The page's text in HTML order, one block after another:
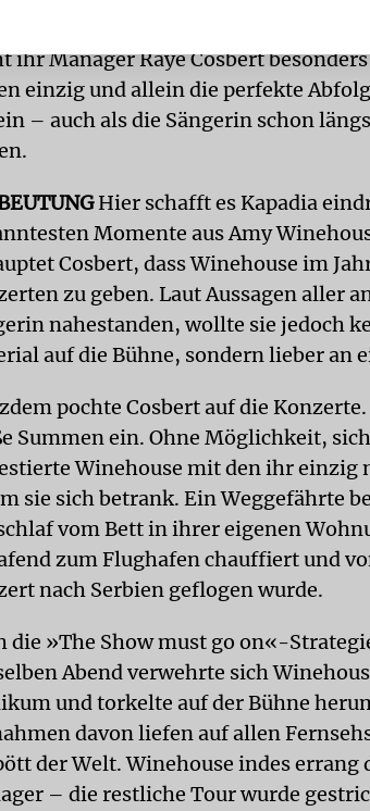
ihr Manager Raye Cosbert
einzig und allein die perfekte
– auch als die Sängerin schon
Hier schafft es Kapadia
Momente aus Amy
Cosbert, dass Winehouse im
zu geben. Laut Aussagen aller
nahestanden, wollte sie jedoch
auf die Bühne, sondern lieber an
pochte Cosbert auf die
Summen ein. Ohne Möglichkeit,
Winehouse mit den ihr
sie sich betrank. Ein Weggefährte
vom Bett in ihrer eigenen
zum Flughafen chauffiert und
nach Serbien geflogen wurde.
die »The Show must go on«-
Abend verwehrte sich
und torkelte auf der Bühne
davon liefen auf allen
der Welt. Winehouse indes
– die restliche Tour wurde